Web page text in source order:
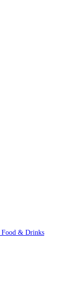
Food & Drinks